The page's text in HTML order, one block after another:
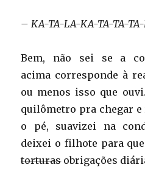
– KA-TA-LA-KA-TA-TA-
Bem, não sei se a
acima corresponde à
ou menos isso que
quilômetro pra chegar
o pé, suavizei na
deixei o filhote para
torturasobrigações